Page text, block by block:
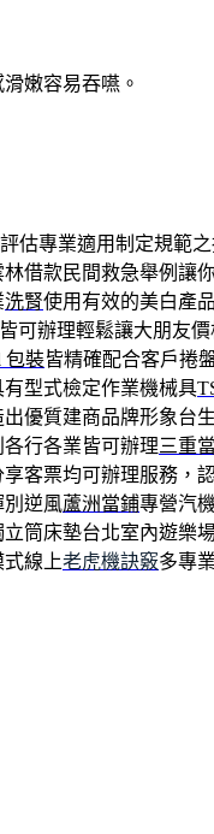
嫩容易吞嚥。
估專業適用制定規範
借款民間救急舉例讓
洗腎使用有效的美白產
可辦理輕鬆讓大朋友
包裝皆精確配合客戶捲
型式檢定作業機械具
出優質建商品牌形象台
行各業皆可辦理三重
客票均可辦理服務，
別逆風蘆洲當鋪專營汽
筒床墊台北室內遊樂
線上老虎機訣竅多專